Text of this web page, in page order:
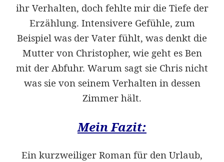
ihr Verhalten, doch fehlte mir die Tiefe der
Erzählung. Intensivere Gefühle, zum
Beispiel was der Vater fühlt, was denkt die
Mutter von Christopher, wie geht es Ben
mit der Abfuhr. Warum sagt sie Chris nicht
was sie von seinem Verhalten in dessen
Zimmer hält.
Mein Fazit:
Ein kurzweiliger Roman für den Urlaub,